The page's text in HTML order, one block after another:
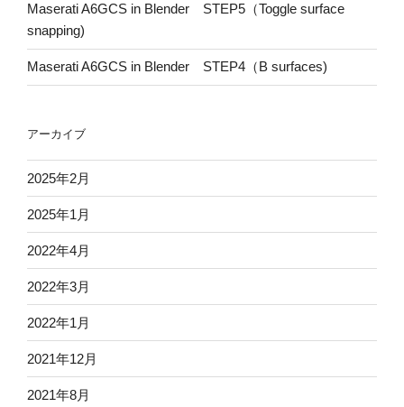
Maserati A6GCS in Blender STEP5（Toggle surface
snapping)
Maserati A6GCS in Blender STEP4（B surfaces)
アーカイブ
2025年2月
2025年1月
2022年4月
2022年3月
2022年1月
2021年12月
2021年8月